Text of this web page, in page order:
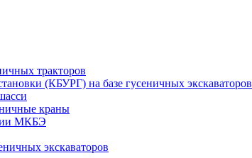
тракторов
(КБУРГ) на базе гусеничных экскаваторов
краны
МКБЭ
экскаваторов